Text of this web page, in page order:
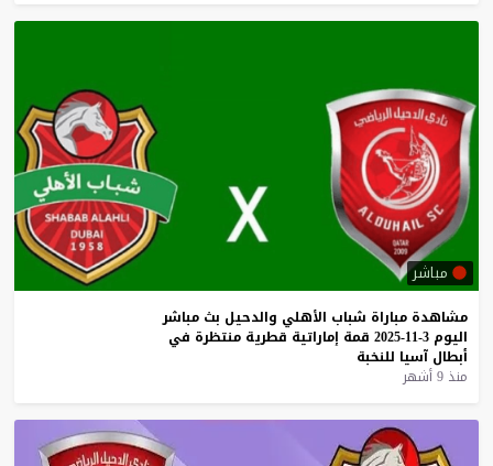
مباشر
مشاهدة مباراة شباب الأهلي والدحيل بث مباشر
اليوم 3-11-2025 قمة إماراتية قطرية منتظرة في
أبطال آسيا للنخبة
منذ 9 أشهر